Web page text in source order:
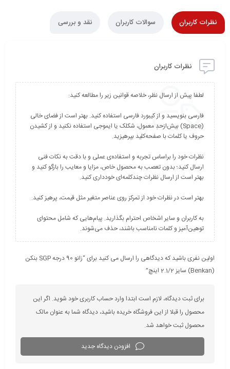
نظرات کاربران سوالات کاربران نقد و بررسی
نظرات کاربران
فارسی بنویسید و از کیبورد فارسی استفاده کنید. بهتر است از فضای خالی
(Space) بیش‌از‌حدِ معمول، شکلک یا ایموجی استفاده نکنید و از کشیدن
نظرات خود را براساس تجربه و استفاده‌ی عملی و با دقت به نکات فنی
ارسال کنید؛ بدون تعصب به محصول خاص، مزایا و معایب را بازگو کنید و
به کاربران و سایر اشخاص احترام بگذارید. پیام‌هایی که شامل محتوای
توهین‌آمیز و کلمات نامناسب باشند، حذف می‌شوند.
اولین نفری باشید که دیدگاهی را ارسال می کنید برای “زانو 90 درجه SGP بنکن
(Benkan) سایز 2.1/2 اینچ”
برای ثبت دیدگاه، لازم است ابتدا وارد حساب کاربری خود شوید. اگر این
محصول را قبلا از این فروشگاه خریده باشید، دیدگاه شما به عنوان مالک
محصول ثبت خواهد شد.
افزودن دیدگاه جدید